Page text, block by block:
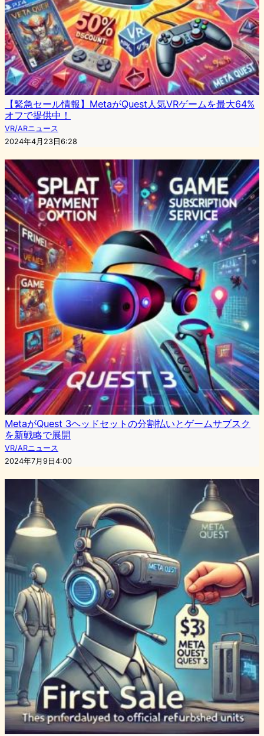
【緊急セール情報】MetaがQuest人気VRゲームを最大64%
オフで提供中！
VR/ARニュース
2024年4月23日6:28
MetaがQuest 3ヘッドセットの分割払いとゲームサブスク
を新戦略で展開
VR/ARニュース
2024年7月9日4:00